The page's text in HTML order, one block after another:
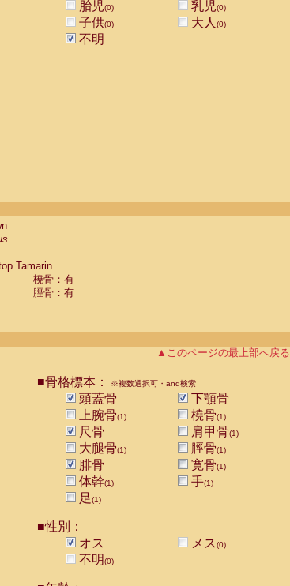
胎児(0) 乳児(0)
子供(0) 大人 (0)
不明
Tamarin
橈骨：有
脛骨：有
▲このページの最上部へ戻る
■骨格標本： ※複数選択可・and検索
頭蓋骨
下顎骨
上腕骨(1) 橈骨(1)
尺骨 肩甲骨(1)
大腿骨(1) 脛骨(1)
腓骨 寛骨(1)
体幹(1) 手(1)
足(1)
■性別：
オス
メス(0)
不明(0)